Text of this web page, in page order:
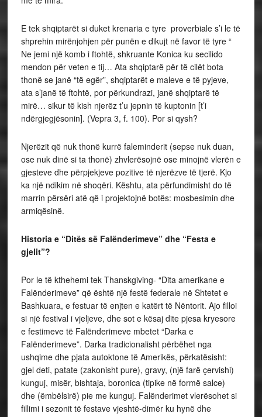
E tek shqiptarët si duket krenaria e tyre proverbiale s’i le të
shprehin mirënjohjen për punën e dikujt në favor të tyre “
Ne jemi një komb i ftohtë, shkruante Konica ku secilido
mendon për veten e tij… Ata shqiptarë për të cilët bota
thonë se janë “të egër”, shqiptarët e maleve e të pyjeve,
ata s’janë të ftohtë, por përkundrazi, janë shqiptarë të
mirë… sikur të kish njerëz t’u jepnin të kuptonin [t’i
ndërgjegjësonin]. (Vepra 3, f. 100). Por si qysh?
Njerëzit që nuk thonë kurrë faleminderit (sepse nuk duan,
ose nuk dinë si ta thonë) zhvlerësojnë ose minojnë vlerën e
gjesteve dhe përpjekjeve pozitive të njerëzve të tjerë. Kjo
ka një ndikim në shoqëri. Kështu, ata përfundimisht do të
marrin përsëri atë që i projektojnë botës: mosbesimin dhe
armiqësinë.
Historia e “Ditës së Falënderimeve” dhe “Festa e
gjelit”?
Por le të kthehemi tek Thanskgiving- “Dita amerikane e
Falënderimeve” që është një festë federale në Shtetet e
Bashkuara, e festuar të enjten e katërt të Nëntorit. Ajo filloi
si një festival i vjeljeve, dhe sot e kësaj dite pjesa kryesore
e festimeve të Falënderimeve mbetet “Darka e
Falënderimeve”. Darka tradicionalisht përbëhet nga
ushqime dhe pjata autoktone të Amerikës, përkatësisht:
gjel deti, patate (zakonisht pure), gravy, (një farë çervishi)
kunguj, misër, bishtaja, boronica (tipike në formë salce)
dhe (ëmbëlsirë) pie me kunguj. Falënderimet vlerësohet si
fillimi i sezonit të festave vjeshtë-dimër ku hynë dhe